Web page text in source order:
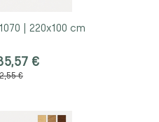
| 220x100 cm
€
€